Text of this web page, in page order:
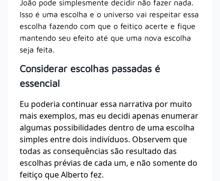
João pode simplesmente decidir não fazer nada.
Isso é uma escolha e o universo vai respeitar essa
escolha fazendo com que o feitiço acerte e fique
mantendo seu efeito até que uma nova escolha
seja feita.
Considerar escolhas passadas é
essencial
Eu poderia continuar essa narrativa por muito
mais exemplos, mas eu decidi apenas enumerar
algumas possibilidades dentro de uma escolha
simples entre dois indivíduos. Observem que
todas as consequências são resultado das
escolhas prévias de cada um, e não somente do
feitiço que Alberto fez.